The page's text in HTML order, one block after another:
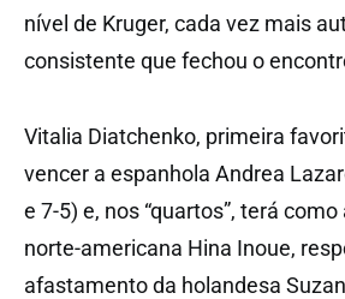
nível de Kruger, cada vez mais
consistente que fechou o
Vitalia Diatchenko, primeira
vencer a espanhola Andrea
e 7-5) e, nos “quartos”, terá
norte-americana Hina Inoue,
afastamento da holandesa